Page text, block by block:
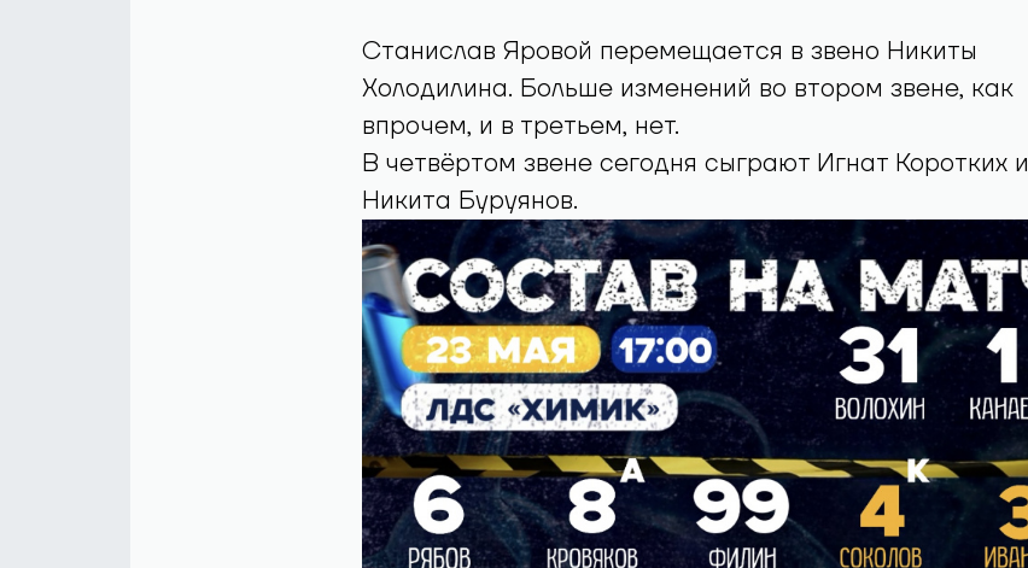
Станислав Яровой перемещается в звено Никиты
Холодилина. Больше изменений во втором звене, как
впрочем, и в третьем, нет.
В четвёртом звене сегодня сыграют Игнат Коротких и
Никита Буруянов.